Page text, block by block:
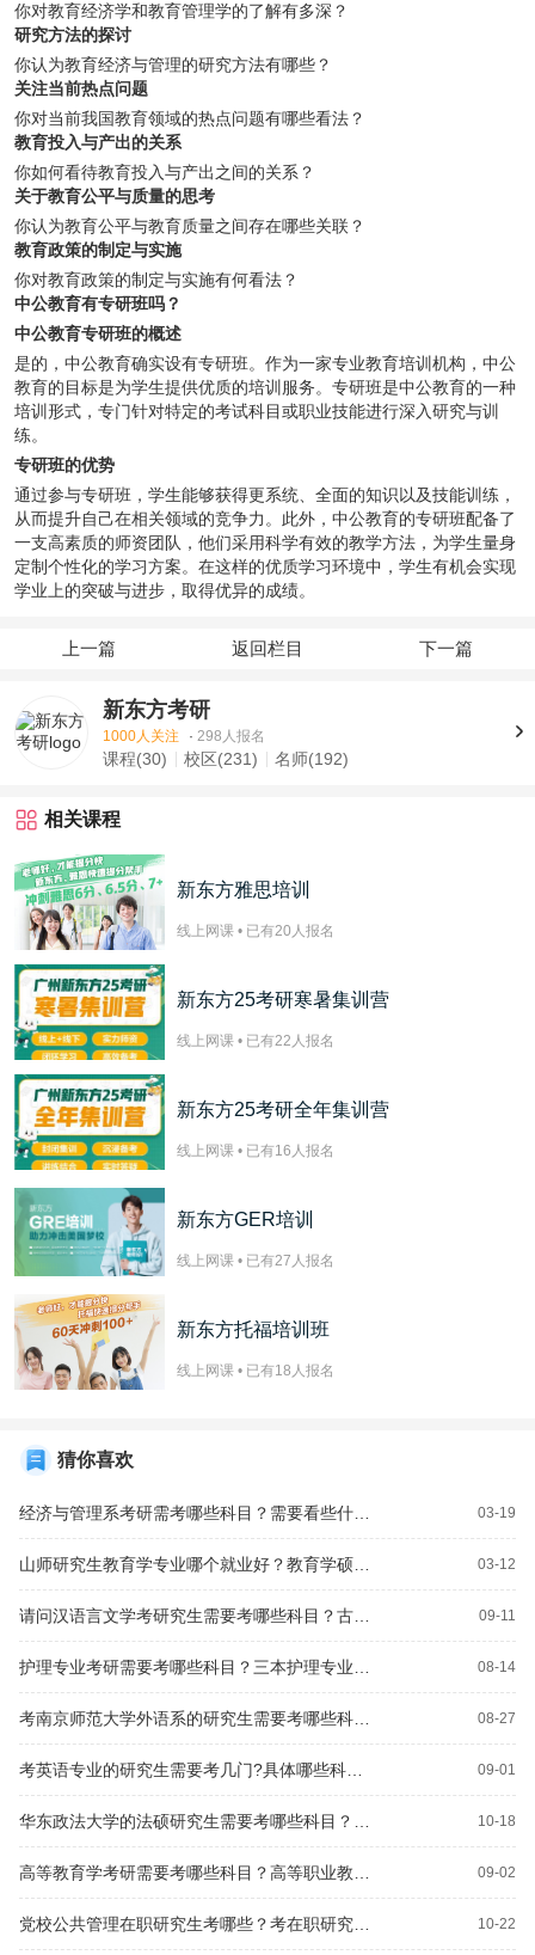
你对教育经济学和教育管理学的了解有多深？
研究方法的探讨
你认为教育经济与管理的研究方法有哪些？
关注当前热点问题
你对当前我国教育领域的热点问题有哪些看法？
教育投入与产出的关系
你如何看待教育投入与产出之间的关系？
关于教育公平与质量的思考
你认为教育公平与教育质量之间存在哪些关联？
教育政策的制定与实施
你对教育政策的制定与实施有何看法？
中公教育有专研班吗？
中公教育专研班的概述
是的，中公教育确实设有专研班。作为一家专业教育培训机构，中公
教育的目标是为学生提供优质的培训服务。专研班是中公教育的一种
培训形式，专门针对特定的考试科目或职业技能进行深入研究与训
练。
专研班的优势
通过参与专研班，学生能够获得更系统、全面的知识以及技能训练，
从而提升自己在相关领域的竞争力。此外，中公教育的专研班配备了
一支高素质的师资团队，他们采用科学有效的教学方法，为学生量身
定制个性化的学习方案。在这样的优质学习环境中，学生有机会实现
学业上的突破与进步，取得优异的成绩。
上一篇 返回栏目 下一篇
新东方考研
1000人关注 · 298人报名
课程(30) 校区(231) 名师(192)
相关课程
新东方雅思培训
线上网课 • 已有20 人报名
新东方25考研寒暑集训营
线上网课 • 已有22 人报名
新东方25考研全年集训营
线上网课 • 已有16 人报名
新东方GER培训
线上网课 • 已有27 人报名
新东方托福培训班
线上网课 • 已有18 人报名
猜你喜欢
03-19
03-12
09-11
08-14
08-27
09-01
10-18
09-02
10-22